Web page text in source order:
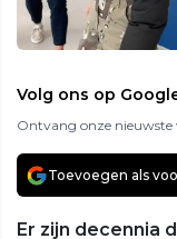
Volg ons op
Ontvang onze nieuwste
Toevoegen als
Er zijn decennia